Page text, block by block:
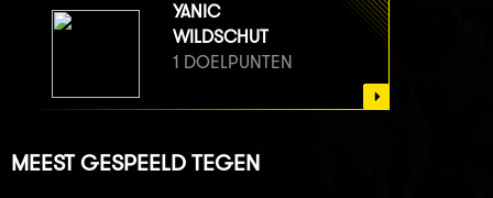
YANIC
WILDSCHUT
1 DOELPUNTEN
MEEST GESPEELD TEGEN